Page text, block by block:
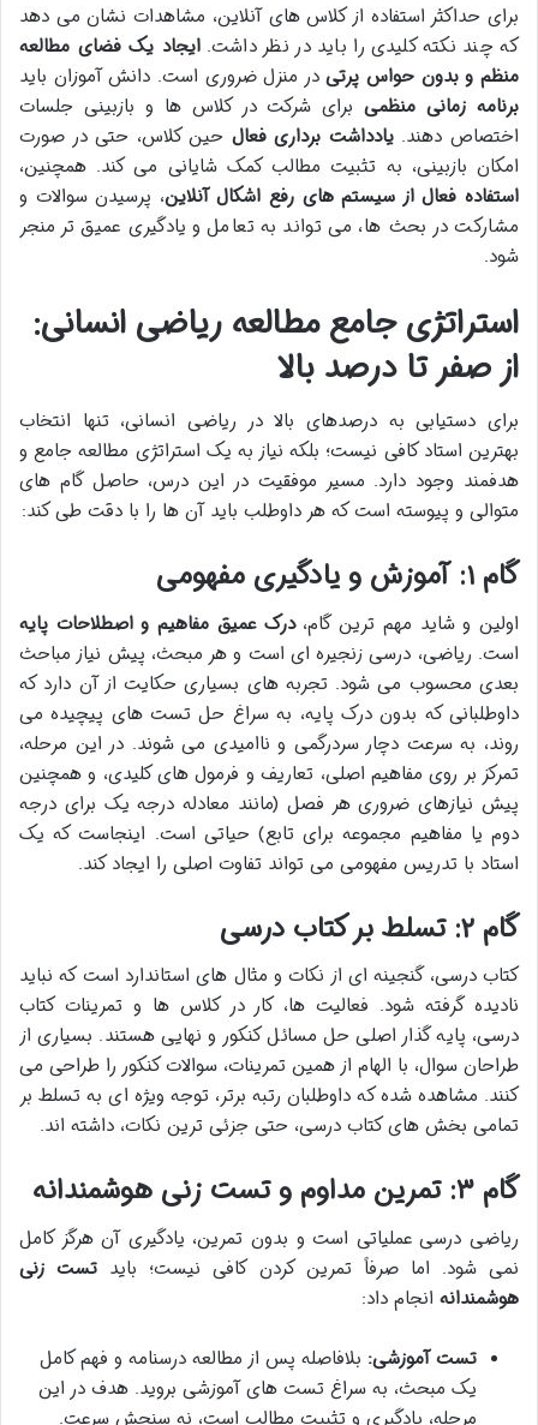
برای حداکثر استفاده از کلاس های آنلاین، مشاهدات نشان می دهد
که چند نکته کلیدی را باید در نظر داشت.ایجاد یک فضای مطالعه
منظم و بدون حواس پرتیدر منزل ضروری است. دانش آموزان باید
برنامه زمانی منظمیبرای شرکت در کلاس ها و بازبینی جلسات
اختصاص دهند.یادداشت برداری فعال حین کلاس، حتی در صورت
امکان بازبینی، به تثبیت مطالب کمک شایانی می کند. همچنین،
استفاده فعال از سیستم های رفع اشکال آنلاین، پرسیدن سوالات و
مشارکت در بحث ها، می تواند به تعامل و یادگیری عمیق تر منجر
شود.
استراتژی جامع مطالعه ریاضی انسانی:
از صفر تا درصد بالا
برای دستیابی به درصدهای بالا در ریاضی انسانی، تنها انتخاب
بهترین استاد کافی نیست؛ بلکه نیاز به یک استراتژی مطالعه جامع و
هدفمند وجود دارد. مسیر موفقیت در این درس، حاصل گام های
متوالی و پیوسته است که هر داوطلب باید آن ها را با دقت طی کند:
گام ۱: آموزش و یادگیری مفهومی
اولین و شاید مهم ترین گام،درک عمیق مفاهیم و اصطلاحات پایه
است. ریاضی، درسی زنجیره ای است و هر مبحث، پیش نیاز مباحث
بعدی محسوب می شود. تجربه های بسیاری حکایت از آن دارد که
داوطلبانی که بدون درک پایه، به سراغ حل تست های پیچیده می
روند، به سرعت دچار سردرگمی و ناامیدی می شوند. در این مرحله،
تمرکز بر روی مفاهیم اصلی، تعاریف و فرمول های کلیدی، و همچنین
پیش نیازهای ضروری هر فصل (مانند معادله درجه یک برای درجه
دوم یا مفاهیم مجموعه برای تابع) حیاتی است. اینجاست که یک
استاد با تدریس مفهومی می تواند تفاوت اصلی را ایجاد کند.
گام ۲: تسلط بر کتاب درسی
کتاب درسی، گنجینه ای از نکات و مثال های استاندارد است که نباید
نادیده گرفته شود. فعالیت ها، کار در کلاس ها و تمرینات کتاب
درسی، پایه گذار اصلی حل مسائل کنکور و نهایی هستند. بسیاری از
طراحان سوال، با الهام از همین تمرینات، سوالات کنکور را طراحی می
کنند. مشاهده شده که داوطلبان رتبه برتر، توجه ویژه ای به تسلط بر
تمامی بخش های کتاب درسی، حتی جزئی ترین نکات، داشته اند.
گام ۳: تمرین مداوم و تست زنی هوشمندانه
ریاضی درسی عملیاتی است و بدون تمرین، یادگیری آن هرگز کامل
نمی شود. اما صرفاً تمرین کردن کافی نیست؛ باید تست زنی
هوشمندانه انجام داد:
تست آموزشی: بلافاصله پس از مطالعه درسنامه و فهم کامل
یک مبحث، به سراغ تست های آموزشی بروید. هدف در این
مرحله، یادگیری و تثبیت مطالب است، نه سنجش سرعت.